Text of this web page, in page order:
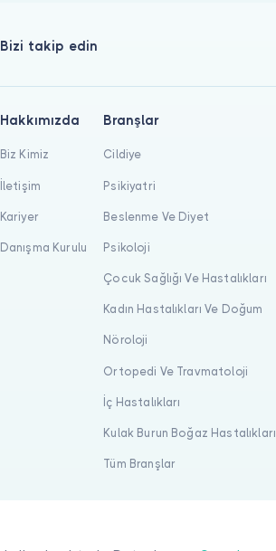
Bizi takip edin
Hakkımızda
Biz Kimiz
İletişim
Kariyer
Danışma Kurulu
Branşlar
Cildiye
Psikiyatri
Beslenme Ve Diyet
Psikoloji
Çocuk Sağlığı Ve Hastalıkları
Kadın Hastalıkları Ve Doğum
Nöroloji
Ortopedi Ve Travmatoloji
İç Hastalıkları
Kulak Burun Boğaz Hastalıkları
Tüm Branşlar